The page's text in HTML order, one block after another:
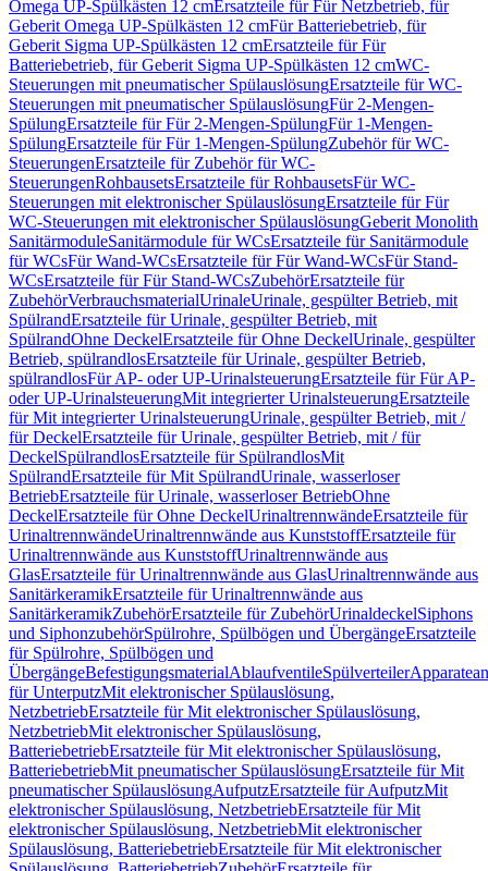
Omega UP-Spülkästen 12 cmErsatzteile für Für Netzbetrieb, für
Geberit Omega UP-Spülkästen 12 cmFür Batteriebetrieb, für
Geberit Sigma UP-Spülkästen 12 cmErsatzteile für Für
Batteriebetrieb, für Geberit Sigma UP-Spülkästen 12 cmWC-
Steuerungen mit pneumatischer SpülauslösungErsatzteile für WC-
Steuerungen mit pneumatischer SpülauslösungFür 2-Mengen-
SpülungErsatzteile für Für 2-Mengen-SpülungFür 1-Mengen-
SpülungErsatzteile für Für 1-Mengen-SpülungZubehör für WC-
SteuerungenErsatzteile für Zubehör für WC-
SteuerungenRohbausetsErsatzteile für RohbausetsFür WC-
Steuerungen mit elektronischer SpülauslösungErsatzteile für Für
WC-Steuerungen mit elektronischer SpülauslösungGeberit Monolith
SanitärmoduleSanitärmodule für WCsErsatzteile für Sanitärmodule
für WCsFür Wand-WCsErsatzteile für Für Wand-WCsFür Stand-
WCsErsatzteile für Für Stand-WCsZubehörErsatzteile für
ZubehörVerbrauchsmaterialUrinaleUrinale, gespülter Betrieb, mit
SpülrandErsatzteile für Urinale, gespülter Betrieb, mit
SpülrandOhne DeckelErsatzteile für Ohne DeckelUrinale, gespülter
Betrieb, spülrandlosErsatzteile für Urinale, gespülter Betrieb,
spülrandlosFür AP- oder UP-UrinalsteuerungErsatzteile für Für AP-
oder UP-UrinalsteuerungMit integrierter UrinalsteuerungErsatzteile
für Mit integrierter UrinalsteuerungUrinale, gespülter Betrieb, mit /
für DeckelErsatzteile für Urinale, gespülter Betrieb, mit / für
DeckelSpülrandlosErsatzteile für SpülrandlosMit
SpülrandErsatzteile für Mit SpülrandUrinale, wasserloser
BetriebErsatzteile für Urinale, wasserloser BetriebOhne
DeckelErsatzteile für Ohne DeckelUrinaltrennwändeErsatzteile für
UrinaltrennwändeUrinaltrennwände aus KunststoffErsatzteile für
Urinaltrennwände aus KunststoffUrinaltrennwände aus
GlasErsatzteile für Urinaltrennwände aus GlasUrinaltrennwände aus
SanitärkeramikErsatzteile für Urinaltrennwände aus
SanitärkeramikZubehörErsatzteile für ZubehörUrinaldeckelSiphons
und SiphonzubehörSpülrohre, Spülbögen und ÜbergängeErsatzteile
für Spülrohre, Spülbögen und
ÜbergängeBefestigungsmaterialAblaufventileSpülverteiler
für UnterputzMit elektronischer Spülauslösung,
NetzbetriebErsatzteile für Mit elektronischer Spülauslösung,
NetzbetriebMit elektronischer Spülauslösung,
BatteriebetriebErsatzteile für Mit elektronischer Spülauslösung,
BatteriebetriebMit pneumatischer SpülauslösungErsatzteile für Mit
pneumatischer SpülauslösungAufputzErsatzteile für AufputzMit
elektronischer Spülauslösung, NetzbetriebErsatzteile für Mit
elektronischer Spülauslösung, NetzbetriebMit elektronischer
Spülauslösung, BatteriebetriebErsatzteile für Mit elektronischer